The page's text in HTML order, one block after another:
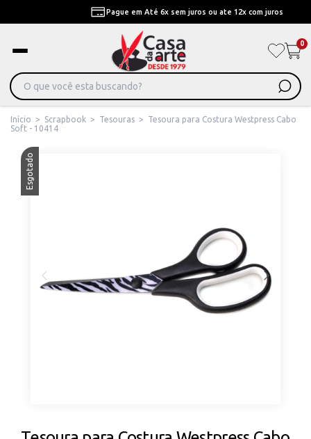
Pague em Até 6x sem juros ou ate 12x com juros
0
Início > Scrapbook > Tesouras >
Tesoura para Costura Westpress Cabo
Soft - 10414
Esgotado